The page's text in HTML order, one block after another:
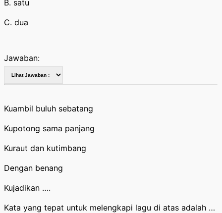
B. satu
C. dua
Jawaban:
Kuambil buluh sebatang
Kupotong sama panjang
Kuraut dan kutimbang
Dengan benang
Kujadikan ….
Kata yang tepat untuk melengkapi lagu di atas adalah …